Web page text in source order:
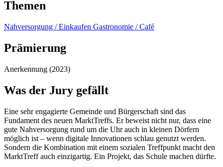
Themen
Nahversorgung / Einkaufen Gastronomie / Café
Prämierung
Anerkennung (2023)
Was der Jury gefällt
Eine sehr engagierte Gemeinde und Bürgerschaft sind das
Fundament des neuen MarktTreffs. Er beweist nicht nur, dass eine
gute Nahversorgung rund um die Uhr auch in kleinen Dörfern
möglich ist – wenn digitale Innovationen schlau genutzt werden.
Sondern die Kombination mit einem sozialen Treffpunkt macht den
MarktTreff auch einzigartig. Ein Projekt, das Schule machen dürfte.